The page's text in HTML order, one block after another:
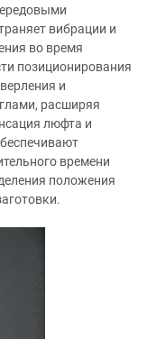
вибрации и
во время
позиционирования
и
расширяя
люфта и
времени
положения